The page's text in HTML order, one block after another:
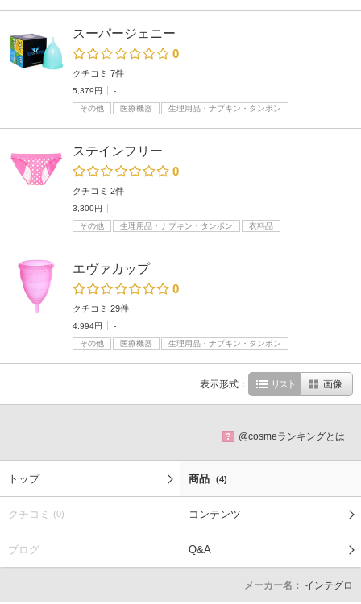
スーパージェニー
0
クチコミ 7件
5,379円
-
その他
医療機器 生理用品・ナプキン・タンポン
ステインフリー
0
クチコミ 2件
3,300円
-
その他
生理用品・ナプキン・タンポン 衣料品
エヴァカップ
0
クチコミ 29件
4,994円
-
その他
医療機器 生理用品・ナプキン・タンポン
表示形式： リスト 画像
? @cosmeランキングとは
トップ 商品 (4)
クチコミ (0) コンテンツ
ブログ Q&A
メーカー名： インテグロ